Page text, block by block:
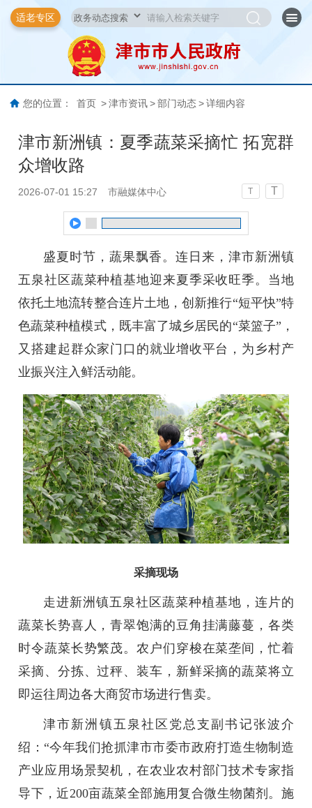
适老专区
您的位置： 首页 > 津市资讯 > 部门动态 > 详细内容
津市新洲镇：夏季蔬菜采摘忙 拓宽群
众增收路
2026-07-01 15:27 市融媒体中心 T T
盛夏时节，蔬果飘香。连日来，津市新洲镇
五泉社区蔬菜种植基地迎来夏季采收旺季。当地
依托土地流转整合连片土地，创新推行“短平快”特
色蔬菜种植模式，既丰富了城乡居民的“菜篮子”，
又搭建起群众家门口的就业增收平台，为乡村产
业振兴注入鲜活动能。
采摘现场
走进新洲镇五泉社区蔬菜种植基地，连片的
蔬菜长势喜人，青翠饱满的豆角挂满藤蔓，各类
时令蔬菜长势繁茂。农户们穿梭在菜垄间，忙着
采摘、分拣、过秤、装车，新鲜采摘的蔬菜将立
即运往周边各大商贸市场进行售卖。
津市新洲镇五泉社区党总支副书记张波介
绍：“今年我们抢抓津市市委市政府打造生物制造
产业应用场景契机，在农业农村部门技术专家指
导下，近200亩蔬菜全部施用复合微生物菌剂。施